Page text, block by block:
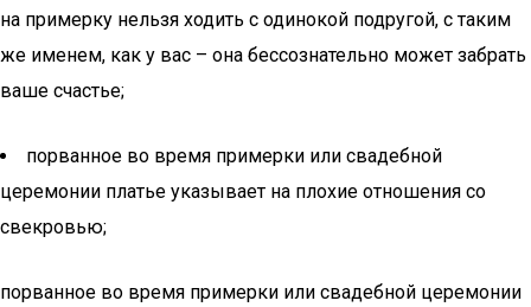
на примерку нельзя ходить с одинокой подругой, с таким
же именем, как у вас – она бессознательно может забрать
ваше счастье;
порванное во время примерки или свадебной
церемонии платье указывает на плохие отношения со
свекровью;
порванное во время примерки или свадебной церемонии